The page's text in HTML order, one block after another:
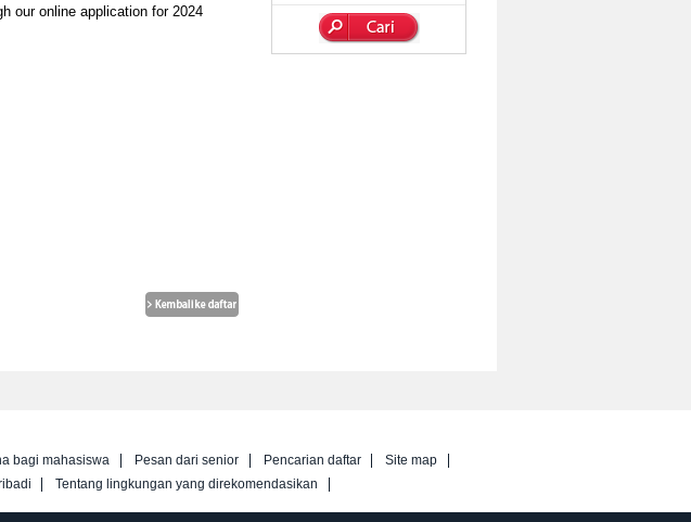
our online application for 2024
bagi mahasiswa Pesan dari senior Pencarian daftar
Site map
Tentang lingkungan yang direkomendasikan